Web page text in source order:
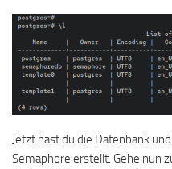
Jetzt hast du die Datenbank
Semaphore erstellt. Gehe nun